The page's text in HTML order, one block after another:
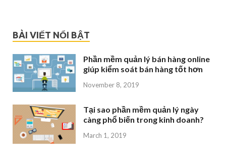
BÀI VIẾT NỔI BẬT
Phần mềm quản lý bán hàng online
giúp kiểm soát bán hàng tốt hơn
November 8, 2019
Tại sao phần mềm quản lý ngày
càng phổ biến trong kinh doanh?
March 1, 2019